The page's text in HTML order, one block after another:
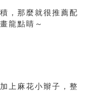
，那麼就很推薦配
龍點睛～
上麻花小辮子，整